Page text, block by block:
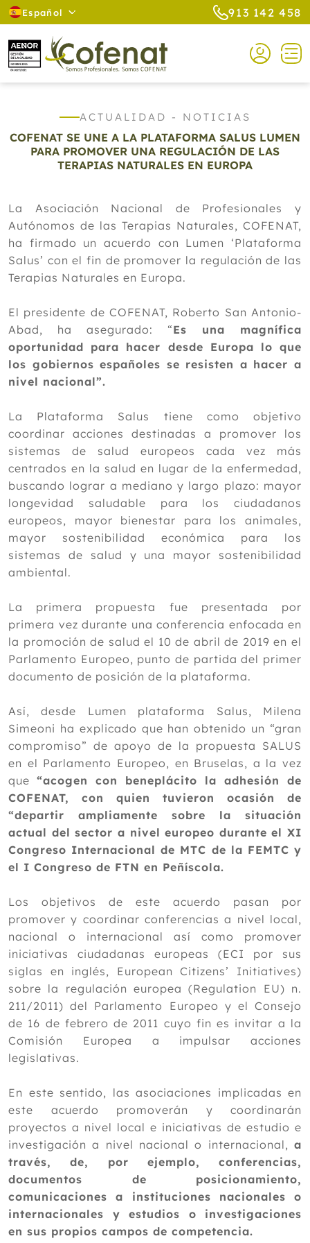
Español 913 142 458
ACTUALIDAD - NOTICIAS
COFENAT SE UNE A LA PLATAFORMA SALUS LUMEN
PARA PROMOVER UNA REGULACIÓN DE LAS
TERAPIAS NATURALES EN EUROPA
La Asociación Nacional de Profesionales y
Autónomos de las Terapias Naturales, COFENAT,
ha firmado un acuerdo con Lumen ‘Plataforma
Salus’ con el fin de promover la regulación de las
Terapias Naturales en Europa.
El presidente de COFENAT, Roberto San Antonio-
Abad, ha asegurado: “Es una magnífica
oportunidad para hacer desde Europa lo que
los gobiernos españoles se resisten a hacer a
nivel nacional”.
La Plataforma Salus tiene como objetivo
coordinar acciones destinadas a promover los
sistemas de salud europeos cada vez más
centrados en la salud en lugar de la enfermedad,
buscando lograr a mediano y largo plazo: mayor
longevidad saludable para los ciudadanos
europeos, mayor bienestar para los animales,
mayor sostenibilidad económica para los
sistemas de salud y una mayor sostenibilidad
ambiental.
La primera propuesta fue presentada por
primera vez durante una conferencia enfocada en
la promoción de salud el 10 de abril de 2019 en el
Parlamento Europeo, punto de partida del primer
documento de posición de la plataforma.
Así, desde Lumen plataforma Salus, Milena
Simeoni ha explicado que han obtenido un “gran
compromiso” de apoyo de la propuesta SALUS
en el Parlamento Europeo, en Bruselas, a la vez
que “acogen con beneplácito la adhesión de
COFENAT, con quien tuvieron ocasión de
“departir ampliamente sobre la situación
actual del sector a nivel europeo durante el XI
Congreso Internacional de MTC de la FEMTC y
el I Congreso de FTN en Peñíscola.
Los objetivos de este acuerdo pasan por
promover y coordinar conferencias a nivel local,
nacional o internacional así como promover
iniciativas ciudadanas europeas (ECI por sus
siglas en inglés, European Citizens’ Initiatives)
sobre la regulación europea (Regulation EU) n.
211/2011) del Parlamento Europeo y el Consejo
de 16 de febrero de 2011 cuyo fin es invitar a la
Comisión Europea a impulsar acciones
legislativas.
En este sentido, las asociaciones implicadas en
este acuerdo promoverán y coordinarán
proyectos a nivel local e iniciativas de estudio e
investigación a nivel nacional o internacional, a
través, de, por ejemplo, conferencias,
documentos de posicionamiento,
comunicaciones a instituciones nacionales o
internacionales y estudios o investigaciones
en sus propios campos de competencia.